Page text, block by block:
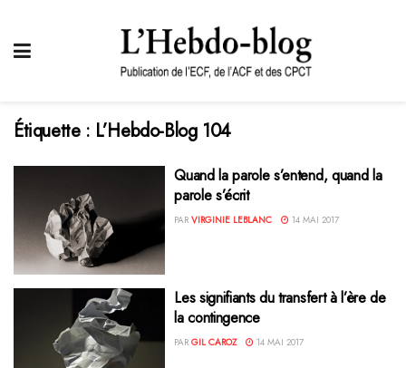
Étiquette : L’Hebdo-Blog 104
Quand la parole s’entend, quand la
parole s’écrit
PAR VIRGINIE LEBLANC 14 MAI 2017
Les signifiants du transfert à l’ère de
la contingence
PAR GIL CAROZ 14 MAI 2017